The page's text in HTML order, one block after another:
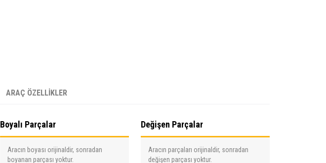
ARAÇ ÖZELLİKLER
Boyalı Parçalar
Aracın boyası orijinaldir, sonradan
boyanan parçası yoktur.
Değişen Parçalar
Aracın parçaları orijinaldir, sonradan
değişen parçası yoktur.